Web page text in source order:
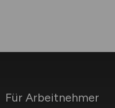
Für Arbeitnehmer